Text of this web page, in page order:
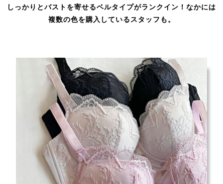
しっかりとバストを寄せるベルタイプがランクイン！なかには
複数の色を購入しているスタッフも。